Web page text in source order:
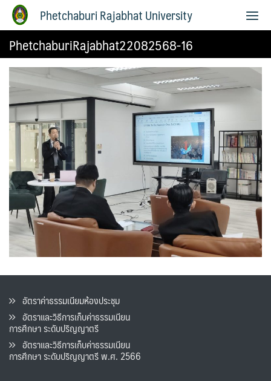
Phetchaburi Rajabhat University
PhetchaburiRajabhat22082568-16
อัตราค่าธรรมเนียมห้องประชุม
อัตราและวิธีการเก็บค่าธรรมเนียน
การศึกษา ระดับปริญญาตรี
อัตราและวิธีการเก็บค่าธรรมเนียน
การศึกษา ระดับปริญญาตรี พ.ศ. 2566